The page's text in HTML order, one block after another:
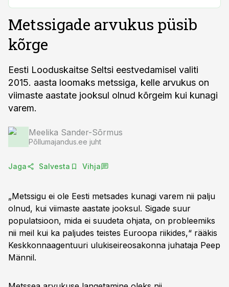
Metssigade arvukus püsib
kõrge
Eesti Looduskaitse Seltsi eestvedamisel valiti
2015. aasta loomaks metssiga, kelle arvukus on
viimaste aastate jooksul olnud kõrgeim kui kunagi
varem.
Meelika Sander-Sõrmus
Põllumajandus.ee juht
Jaga Salvesta Vihja
„Metssigu ei ole Eesti metsades kunagi varem nii palju
olnud, kui viimaste aastate jooksul. Sigade suur
populatsioon, mida ei suudeta ohjata, on probleemiks
nii meil kui ka paljudes teistes Euroopa riikides,“ rääkis
Keskkonnaagentuuri ulukiseireosakonna juhataja Peep
Männil.